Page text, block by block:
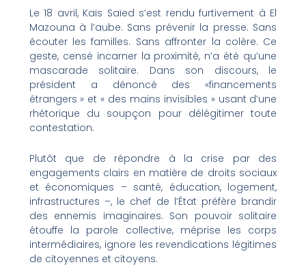
Le 18 avril, Kaïs Saïed s’est rendu furtivement à El
Mazouna à l’aube. Sans prévenir la presse. Sans
écouter les familles. Sans affronter la colère. Ce
geste, censé incarner la proximité, n’a été qu’une
mascarade solitaire. Dans son discours, le
président a dénoncé des «financements
étrangers » et « des mains invisibles » usant d’une
rhétorique du soupçon pour délégitimer toute
contestation.
Plutôt que de répondre à la crise par des
engagements clairs en matière de droits sociaux
et économiques – santé, éducation, logement,
infrastructures –, le chef de l’État préfère brandir
des ennemis imaginaires. Son pouvoir solitaire
étouffe la parole collective, méprise les corps
intermédiaires, ignore les revendications légitimes
de citoyennes et citoyens.